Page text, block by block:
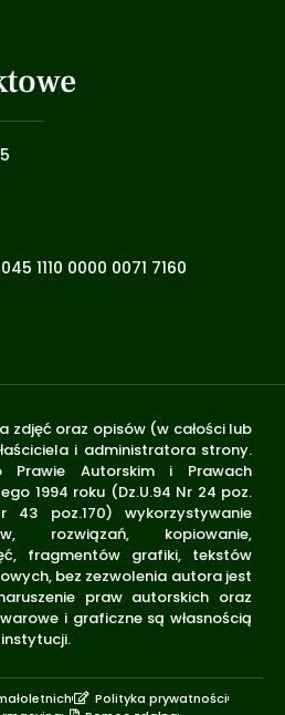
1110 0000 0071 7160
zdjęć oraz opisów (w całości lub
i administratora strony.
Autorskim i Prawach
1994 roku (Dz.U.94 Nr 24 poz.
43 poz.170) wykorzystywanie
rozwiązań, kopiowanie,
fragmentów grafiki, tekstów
bez zezwolenia autora jest
praw autorskich oraz
i graficzne są własnością
Polityka prywatności